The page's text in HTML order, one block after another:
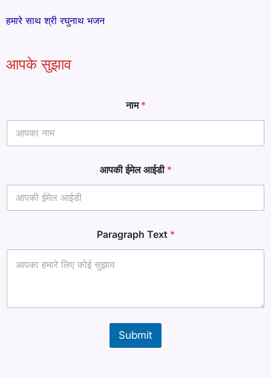
हमारे साथ श्री रघुनाथ भजन
आपके सुझाव
नाम*
आपकी ईमेल आईडी *
ई
डी
Paragraph Text *
Submit